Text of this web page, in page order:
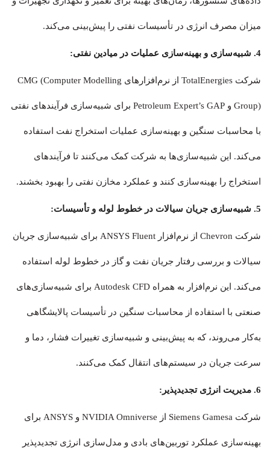
میزان مصرف انرژی در تأسیسات نفتی را پیش‌بینی می‌کند.
4. شبیه‌سازی و بهینه‌سازی عملیات در میادین نفتی:
شرکت TotalEnergies از نرم‌افزارهای CMG (Computer Modelling
Group) و Petroleum Expert’s GAP برای شبیه‌سازی فرآیندهای نفتی
با محاسبات سنگین و بهینه‌سازی عملیات استخراج نفت استفاده
می‌کند. این شبیه‌سازی‌ها به شرکت کمک می‌کنند تا فرآیندهای
استخراج را بهینه‌سازی کنند و عملکرد مخازن نفتی را بهبود بخشند.
5. شبیه‌سازی جریان سیالات در خطوط لوله و تأسیسات:
شرکت Chevron از نرم‌افزار ANSYS Fluent برای شبیه‌سازی جریان
سیالات و بررسی رفتار جریان نفت و گاز در خطوط لوله استفاده
می‌کند. این نرم‌افزار به همراه Autodesk CFD برای شبیه‌سازی‌های
صنعتی با استفاده از محاسبات سنگین در تأسیسات پالایشگاهی
به‌کار می‌روند، که به پیش‌بینی و شبیه‌سازی تغییرات فشار، دما و
سرعت جریان در سیستم‌های انتقال کمک می‌کنند.
6. مدیریت انرژی تجدیدپذیر:
شرکت Siemens Gamesa از NVIDIA Omniverse و ANSYS برای
بهینه‌سازی عملکرد توربین‌های بادی و مدل‌سازی انرژی تجدیدپذیر